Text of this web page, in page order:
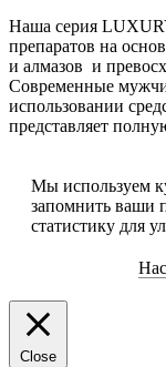
Наша серия
препаратов на
и алмазов и
Современные
использовании
представляет
Мы используем
запомнить ваши
статистику для
Close